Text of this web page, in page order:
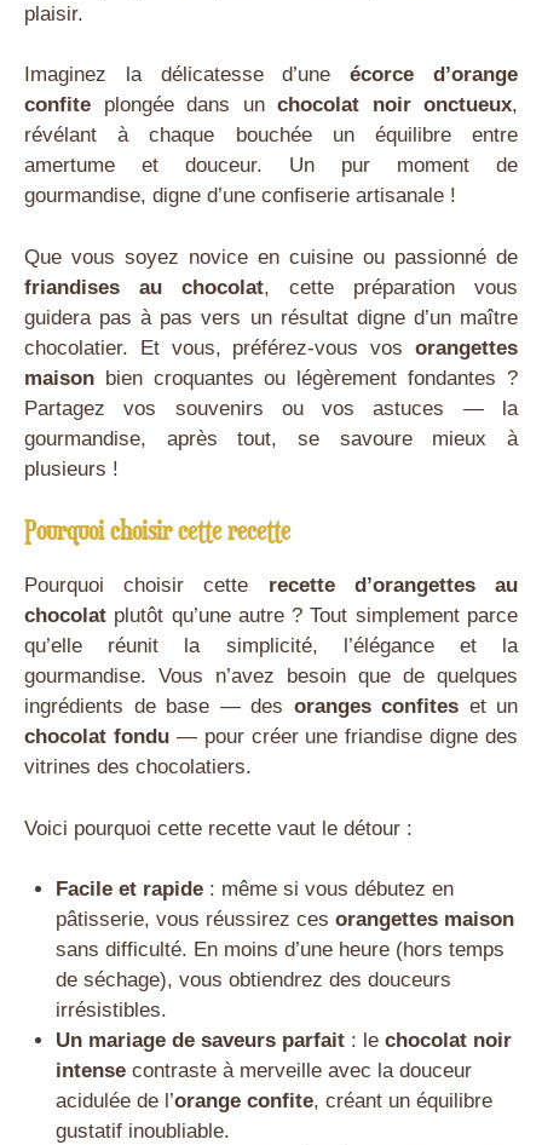
plaisir.
Imaginez la délicatesse d’uneécorce d’orange
confite plongée dans un chocolat noir onctueux,
révélant à chaque bouchée un équilibre entre
amertume et douceur. Un pur moment de
gourmandise, digne d’une confiserie artisanale !
Que vous soyez novice en cuisine ou passionné de
friandises au chocolat, cette préparation vous
guidera pas à pas vers un résultat digne d’un maître
chocolatier. Et vous, préférez-vous vos orangettes
maison bien croquantes ou légèrement fondantes ?
Partagez vos souvenirs ou vos astuces — la
gourmandise, après tout, se savoure mieux à
plusieurs !
Pourquoi choisir cette recette
Pourquoi choisir cette recette d’orangettes au
chocolat plutôt qu’une autre ? Tout simplement parce
qu’elle réunit la simplicité, l’élégance et la
gourmandise. Vous n’avez besoin que de quelques
ingrédients de base — des oranges confites et un
chocolat fondu— pour créer une friandise digne des
vitrines des chocolatiers.
Voici pourquoi cette recette vaut le détour :
Facile et rapide: même si vous débutez en
pâtisserie, vous réussirez ces orangettes maison
sans difficulté. En moins d’une heure (hors temps
de séchage), vous obtiendrez des douceurs
irrésistibles.
Un mariage de saveurs parfait: le chocolat noir
intensecontraste à merveille avec la douceur
acidulée de l’orange confite, créant un équilibre
gustatif inoubliable.